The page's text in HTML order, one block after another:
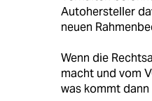
Autohersteller
neuen
Wenn die
macht und vom
was kommt